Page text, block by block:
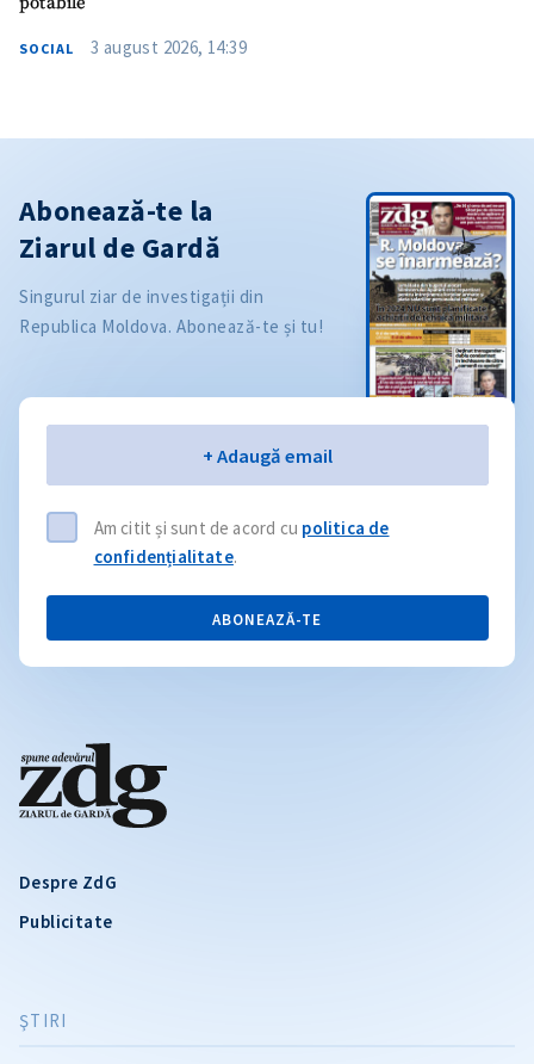
SOCIAL 3 august 2026, 14:39
Despre ZdG
Publicitate
ŞTIRI
Abonează-te la
Ziarul de Gardă
Singurul ziar de investigații din
Republica Moldova. Abonează-te și tu!
+ Adaugă email
Am citit și sunt de acord cu politica de
confidențialitate.
ABONEAZĂ-TE